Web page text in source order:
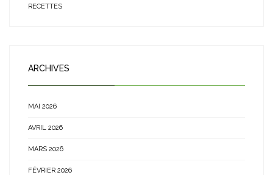
RECETTES
ARCHIVES
MAI 2026
AVRIL 2026
MARS 2026
FÉVRIER 2026